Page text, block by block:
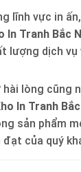
lĩnh vực in
In Tranh Bắc
lượng dịch vụ
lòng cũng
In Tranh
sản phẩm
của quý